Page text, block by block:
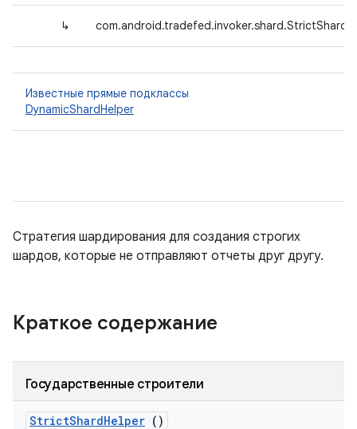
↳
Известные прямые подклассы
DynamicShardHelper
Стратегия шардирования для создания строгих
шардов, которые не отправляют отчеты друг другу.
Краткое содержание
Государственные строители
StrictShardHelper ()